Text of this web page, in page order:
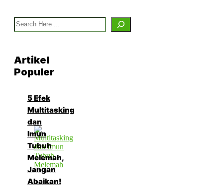
Search
Artikel
Populer
5 Efek
Multitasking
dan
Imun
Tubuh
Melemah,
Jangan
Abaikan!